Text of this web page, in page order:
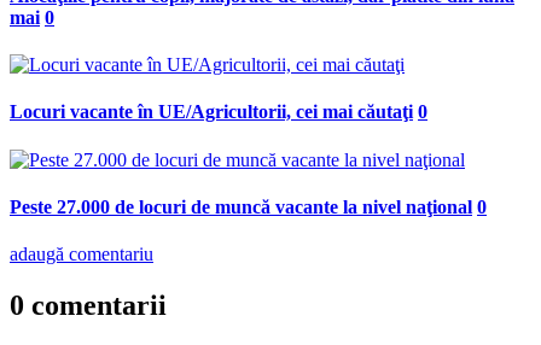
mai 0
Locuri vacante în UE/Agricultorii, cei mai căutaţi 0
Peste 27.000 de locuri de muncă vacante la nivel naţional 0
adaugă comentariu
0 comentarii